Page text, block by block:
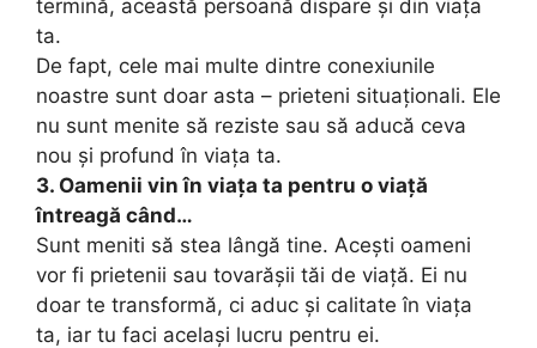
termină, această persoană dispare și din viața
ta.
De fapt, cele mai multe dintre conexiunile
noastre sunt doar asta – prieteni situaționali. Ele
nu sunt menite să reziste sau să aducă ceva
nou și profund în viața ta.
3. Oamenii vin în viața ta pentru o viață
întreagă când…
Sunt meniti să stea lângă tine. Acești oameni
vor fi prietenii sau tovarășii tăi de viață. Ei nu
doar te transformă, ci aduc și calitate în viața
ta, iar tu faci același lucru pentru ei.